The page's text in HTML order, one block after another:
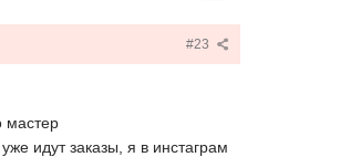
#23
мастер
идут заказы, я в инстаграм